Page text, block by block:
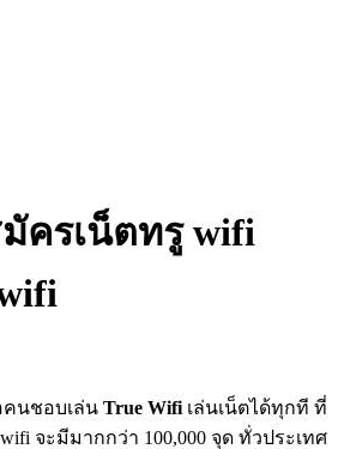
ครเน็ตทรู wifi
คนชอบเล่น True Wifi เล่นเน็ตได้ทุกที ที่
จะมีมากกว่า 100,000 จุด ทั่วประเทศ